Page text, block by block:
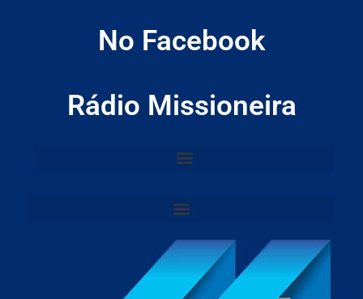
No Facebook
Rádio Missioneira